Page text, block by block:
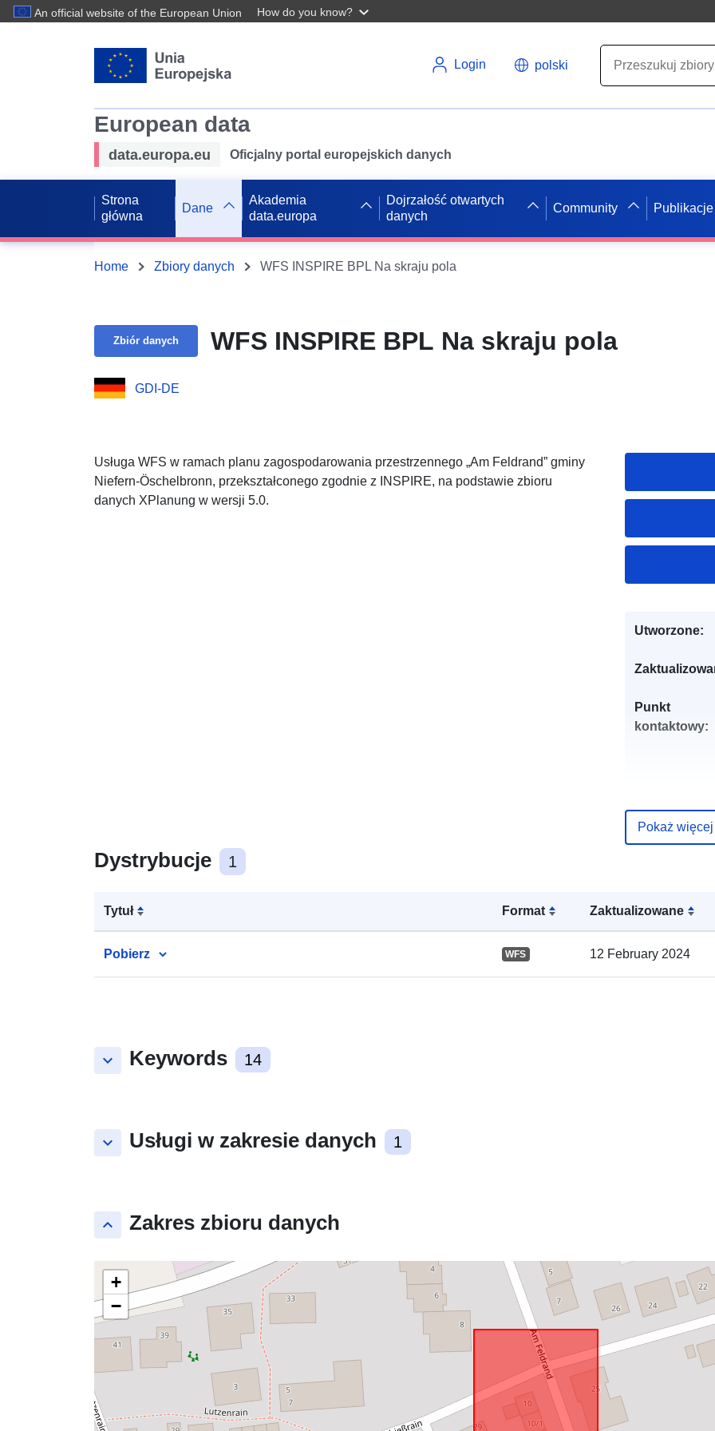
An official website of the European Union How do you know?
Login polski
European data
data.europa.eu Oficjalny portal europejskich danych
Strona
główna
Dane
Akademia
data.europa
Dojrzałość otwartych
danych
Community Publikacje
Home Zbiory danych WFS INSPIRE BPL Na skraju pola
Zbiór danych WFS INSPIRE BPL Na skraju pola
GDI-DE
Usługa WFS w ramach planu zagospodarowania przestrzennego „Am Feldrand” gminy
Niefern-Öschelbronn, przekształconego zgodnie z INSPIRE, na podstawie zbioru
danych XPlanung w wersji 5.0.
Dystrybucje 1
Tytuł Format Zaktualizowane
Pobierz WFS 12 February 2024
keyboard_arrow_down Keywords 14
keyboard_arrow_down Usługi w zakresie danych 1
keyboard_arrow_up Zakres zbioru danych
+
−
Utworzone:
Punkt
kontaktowy:
Pokaż więcej